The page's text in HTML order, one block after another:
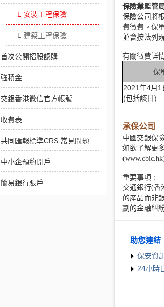
└ 安裝工程保險
└ 建築工程保險
首次公開招股認購
強積金
交銀香港微信官方帳號
收費表
共同匯報標準CRS 常見問題
中小企預約開戶
簡易銀行賬戶
保險業監管
保險公司將
費徴費。保
並會按法列
有關徵費詳
保
2021年4月1
(包括該日)
承保公司
中國交銀保
如欲了解更
重要事項 :
交通銀行(香
的産品而非
劃的金融糾
助您連結
保安資訊
24小時